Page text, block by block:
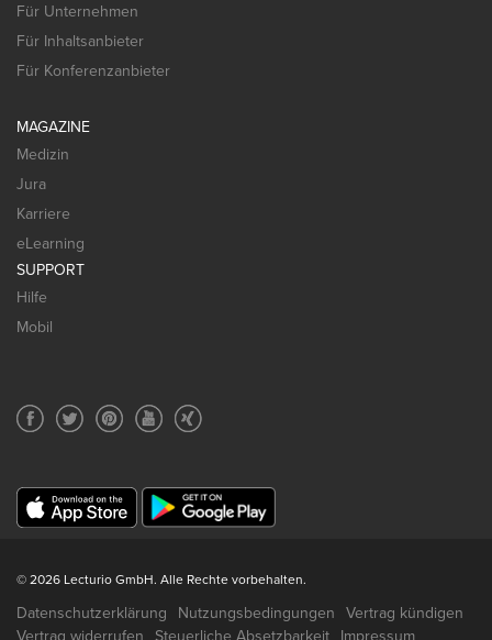
Für Unternehmen
Für Inhaltsanbieter
Für Konferenzanbieter
MAGAZINE
Medizin
Jura
Karriere
eLearning
SUPPORT
Hilfe
Mobil
© 2026 Lecturio GmbH. Alle Rechte vorbehalten.
Datenschutzerklärung Nutzungsbedingungen
Vertrag kündigen
Vertrag widerrufen
Steuerliche Absetzbarkeit Impressum